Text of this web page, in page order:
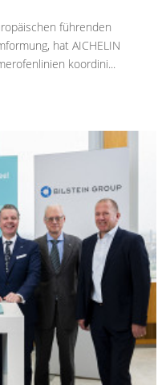
führenden
hat AICHELIN
koordini...